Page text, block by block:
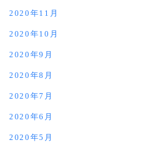
2020年11月
2020年10月
2020年9月
2020年8月
2020年7月
2020年6月
2020年5月